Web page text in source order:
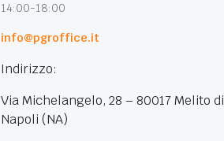
14:00-18:00
info@pgroffice.it
Indirizzo:
Via Michelangelo, 28 – 80017 Melito di
Napoli (NA)